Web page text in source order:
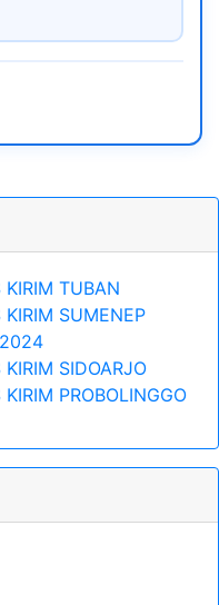
KIRIM TUBAN
KIRIM SUMENEP
SIDOARJO
PROBOLINGGO